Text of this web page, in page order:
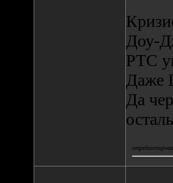
Доу-
РТС
Даже
Да